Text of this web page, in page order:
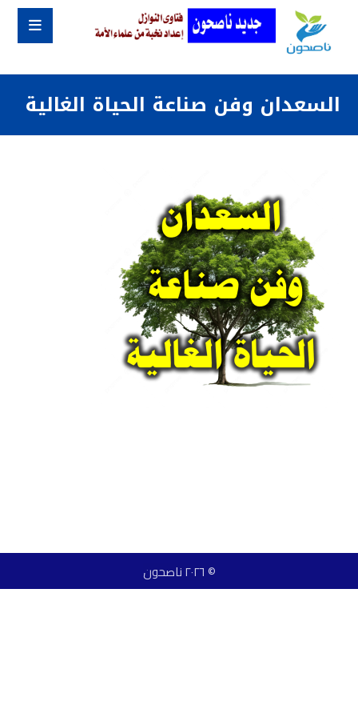
السعدان وفن صناعة الحياة الغالية
© ٢٠٢٦ ناصحون